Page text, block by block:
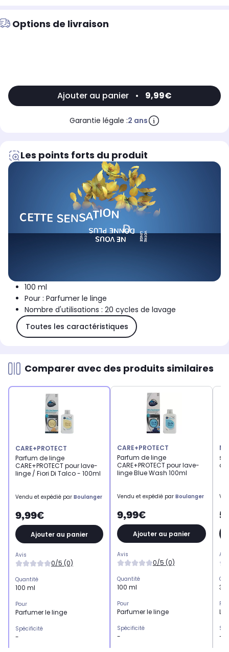
Options de livraison
Ajouter au panier • 9,99€
Garantie légale :2 ans
Les points forts du produit
100 ml
Pour : Parfumer le linge
Nombre d'utilisations : 20 cycles de lavage
Toutes les caractéristiques
Comparer avec des produits similaires
CARE+PROTECT
Parfum de linge
CARE+PROTECT pour lave-
linge / Fiori Di Talco - 100ml
Vendu et expédié par Boulanger
9,99€
Ajouter au panier
Avis
0/5 (0)
Quantité
100 ml
Pour
Parfumer le linge
Spécificité
-
CARE+PROTECT
Parfum de linge
CARE+PROTECT pour lave-
linge Blue Wash 100ml
Vendu et expédié par Boulanger
9,99€
Ajouter au panier
Avis
0/5 (0)
Quantité
100 ml
Pour
Parfumer le linge
Spécificité
-
3
-